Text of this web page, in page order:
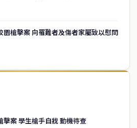
園槍擊案 向罹難者及傷者家屬致以慰問
擊案 學生槍手自戕 動機待查
總部設於曼谷的中文新聞媒體，致力於
聞內容。